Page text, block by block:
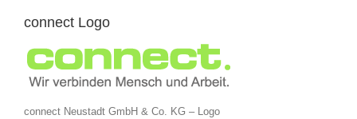
connect Logo
connect Neustadt GmbH & Co. KG – Logo